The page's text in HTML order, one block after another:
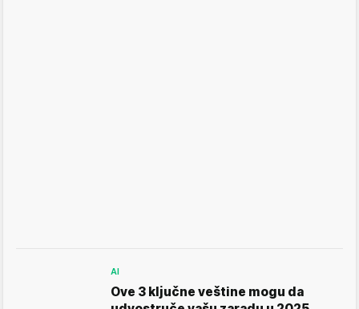
AI
Ove 3 ključne veštine mogu da